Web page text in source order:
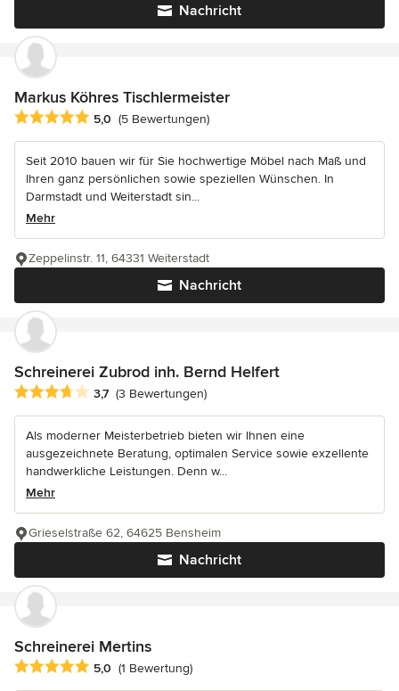
Nachricht
Markus Köhres Tischlermeister
Durchschnittliche Bewertung: 5 von 5 Sternen
5,0 (5 Bewertungen)
Seit 2010 bauen wir für Sie hochwertige Möbel nach Maß und
Ihren ganz persönlichen sowie speziellen Wünschen. In
Darmstadt und Weiterstadt sin...
Mehr
Nachricht
Zeppelinstr. 11, 64331 Weiterstadt
Schreinerei Zubrod inh. Bernd Helfert
Durchschnittliche Bewertung: 3.7 von 5 Sternen
3,7 (3 Bewertungen)
Als moderner Meisterbetrieb bieten wir Ihnen eine
ausgezeichnete Beratung, optimalen Service sowie exzellente
handwerkliche Leistungen. Denn w...
Mehr
Nachricht
Grieselstraße 62, 64625 Bensheim
Schreinerei Mertins
Durchschnittliche Bewertung: 5 von 5 Sternen
5,0 (1 Bewertung)